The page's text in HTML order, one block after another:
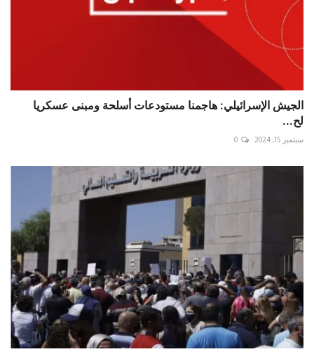
الجيش الإسرائيلي: هاجمنا مستودعات أسلحة ومبنى عسكريا
لح...
سبتمبر 15, 2024 0